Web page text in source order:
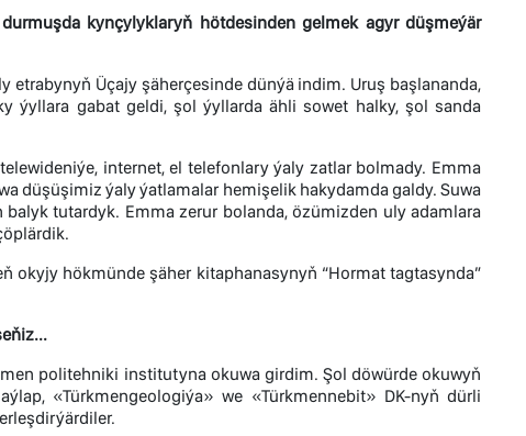
kynçylyklaryň hötdesinden gelmek agyr düşmeýär
Üçajy şäherçesinde dünýä indim. Uruş başlananda,
ýyllara gabat geldi, şol ýyllarda ähli sowet halky, şol sanda
internet, el telefonlary ýaly zatlar bolmady. Emma
düşüşimiz ýaly ýatlamalar hemişelik hakydamda galdy. Suwa
tutardyk. Emma zerur bolanda, özümizden uly adamlara
okyjy hökmünde şäher kitaphanasynyň “Hormat tagtasynda”
politehniki institutyna okuwa girdim. Şol döwürde okuwyň
«Türkmengeologiýa» we «Türkmennebit» DK-nyň dürli